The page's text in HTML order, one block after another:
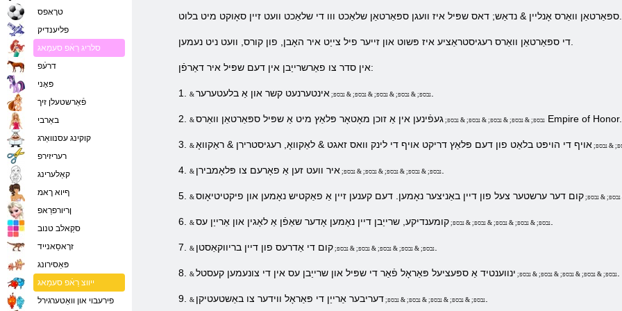
אין סדר צו פאַרשרייַבן אין דעם שפּיל איר דאַרפֿן:
1. & נבספּ; & נבספּ; & נבספּ; & נבספּ; & נבספּ;
2. & נבספּ; & נבספּ; & נבספּ; & נבספּ; & נבספּ; געפֿינען אין אַ זוכן מאָטאָר פּלאַץ מיט אַ שפּיל ספּאַרטאַן וואַרס Empire of Honor.
3. & נבספּ;
4. & נבספּ; & נבספּ; & נבספּ; & נבספּ; & נבספּ;
5. נבספּ; & נבספּ;
6. & נבספּ; & נבספּ; & נבספּ; & נבספּ; & נבספּ;
7. & נבספּ; & נבספּ; & נבספּ; & נבספּ; & נבספּ;
8. & נבספּ; & נבספּ; & נבספּ; & נבספּ; & נבספּ;
9. & נבספּ; & נבספּ; & נבספּ; & נבספּ; & נבספּ;
טרָאּפס
פליענדיק
סלריג רַאֿפ סעמַאג
דרעֿפ
פּאָני
פֿאַרשטעלן זיך
באַרבי
קוקינג עסנוואַרג
רעריזירפ
קאַלערינג
ףיוא ךאמ
ןריורפרַאפ
סקַאלב טנוב
זרָאסַאנייד
פּאַסירונג
ייווצ רַאֿפ סעמַאג
פירעבוי און וואַטערגירל